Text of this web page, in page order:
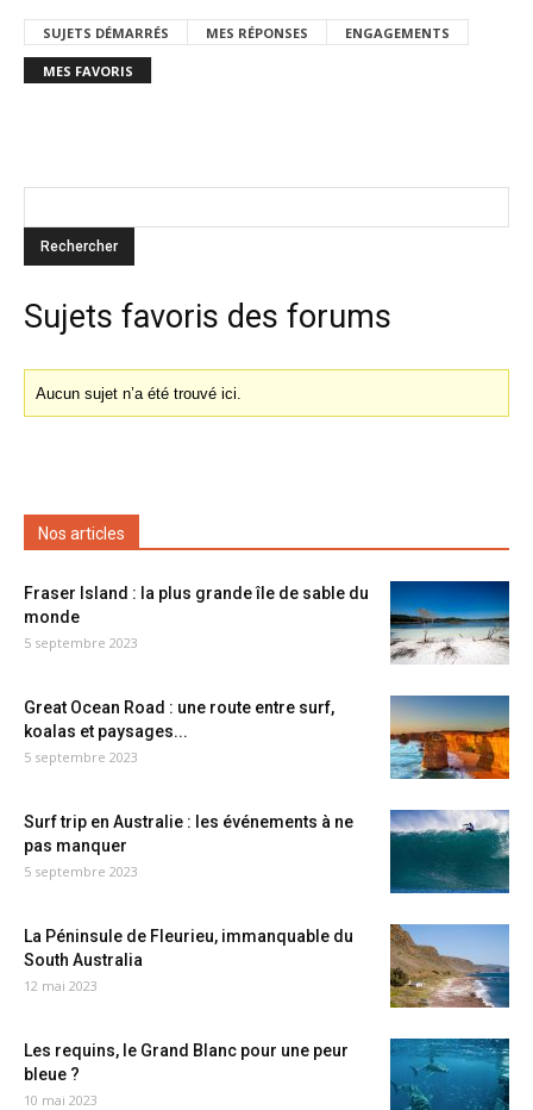
SUJETS DÉMARRÉS MES RÉPONSES ENGAGEMENTS
MES FAVORIS
Sujets favoris des forums
Aucun sujet n’a été trouvé ici.
Nos articles
Fraser Island : la plus grande île de sable du
monde
5 septembre 2023
Great Ocean Road : une route entre surf,
koalas et paysages...
5 septembre 2023
Surf trip en Australie : les événements à ne
pas manquer
5 septembre 2023
La Péninsule de Fleurieu, immanquable du
South Australia
12 mai 2023
Les requins, le Grand Blanc pour une peur
bleue ?
10 mai 2023